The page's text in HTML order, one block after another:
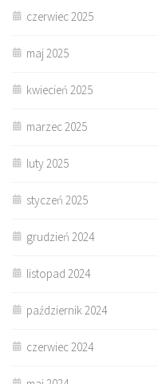
czerwiec 2025
maj 2025
kwiecień 2025
marzec 2025
luty 2025
styczeń 2025
grudzień 2024
listopad 2024
październik 2024
czerwiec 2024